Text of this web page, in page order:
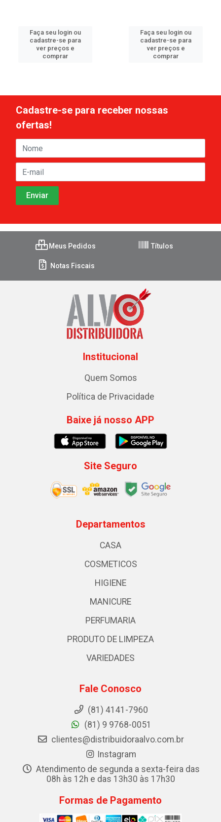
Faça seu login ou
cadastre-se para
ver preços e
comprar
Faça seu login ou
cadastre-se para
ver preços e
comprar
Cadastre-se para receber nossas
ofertas!
Meus Pedidos Títulos
Notas Fiscais
Institucional
Quem Somos
Política de Privacidade
Baixe já nosso APP
Site Seguro
Departamentos
CASA
COSMETICOS
HIGIENE
MANICURE
PERFUMARIA
PRODUTO DE LIMPEZA
VARIEDADES
Fale Conosco
(81) 4141-7960
(81) 9 9768-0051
clientes@distribuidoraalvo.com.br
Instagram
Atendimento de segunda a sexta-feira das
08h às 12h e das 13h30 às 17h30
Formas de Pagamento